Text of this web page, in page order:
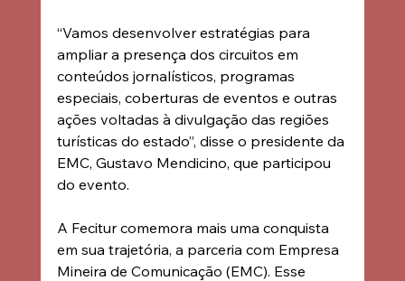
“Vamos desenvolver estratégias para
ampliar a presença dos circuitos em
conteúdos jornalísticos, programas
especiais, coberturas de eventos e outras
ações voltadas à divulgação das regiões
turísticas do estado”, disse o presidente da
EMC, Gustavo Mendicino, que participou
do evento.
A Fecitur comemora mais uma conquista
em sua trajetória, a parceria com Empresa
Mineira de Comunicação (EMC). Esse